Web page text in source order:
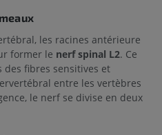
les racines antérieure
former le nerf spinal L2. Ce
fibres sensitives et
entre les vertèbres
le nerf se divise en deux